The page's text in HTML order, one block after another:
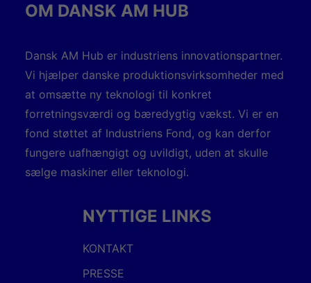
OM DANSK AM HUB
Dansk AM Hub er industriens innovationspartner.
Vi hjælper danske produktionsvirksomheder med
at omsætte ny teknologi til konkret
forretningsværdi og bæredygtig vækst. Vi er en
fond støttet af Industriens Fond, og kan derfor
fungere uafhængigt og uvildigt, uden at skulle
sælge maskiner eller teknologi.
NYTTIGE LINKS
KONTAKT
PRESSE